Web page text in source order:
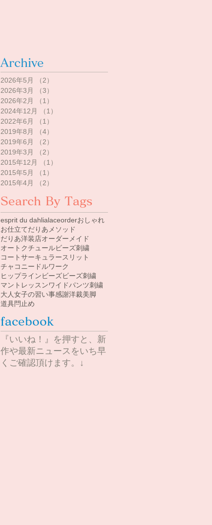
Archive
2026年5月 （2）
2026年3月
（3）
2026年2月
（1）
2024年12月
（1）
2022年6月
（1）
2019年8月
（4）
2019年6月
（2）
2019年3月
（2）
2015年12月
（1）
2015年5月
（1）
2015年4月
（2）
Search By Tags
esprit du dahlialaceorderおしゃれ
お仕立てだりあメソッド
だりあ洋装店オーダーメイド
オートクチュールビーズ刺繍
コートサーキュラースリット
チャコニードルワーク
ヒップラインビーズビーズ刺繍
マント レッスンワイドパンツ刺繍
大人女子の習い事感謝洋裁美脚
道具閂止め
facebook
『いいね！』を押すと、新
作や最新ニュースをいち早
くご確認頂けます。↓